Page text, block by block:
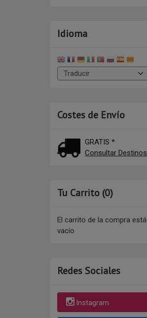
Idioma
Costes de Envío
GRATIS *
Consultar Destinos
Tu Carrito (0)
El carrito de la compra está
vacío
Redes Sociales
Instagram